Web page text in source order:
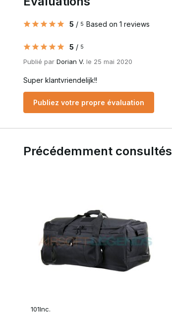
5 / 5 Based on 1 reviews
5 / 5
Publié par Dorian V. le 25 mai 2020
Super klantvriendelijk!!
Publiez votre propre évaluation
Précédemment consultés
101Inc.